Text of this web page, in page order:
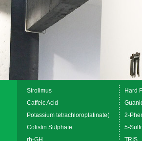
Sirolimus
Hard
Caffeic Acid
Potassium tetrachloroplatinate(
2-
Colistin Sulphate
5-
rh-GH
TRIS